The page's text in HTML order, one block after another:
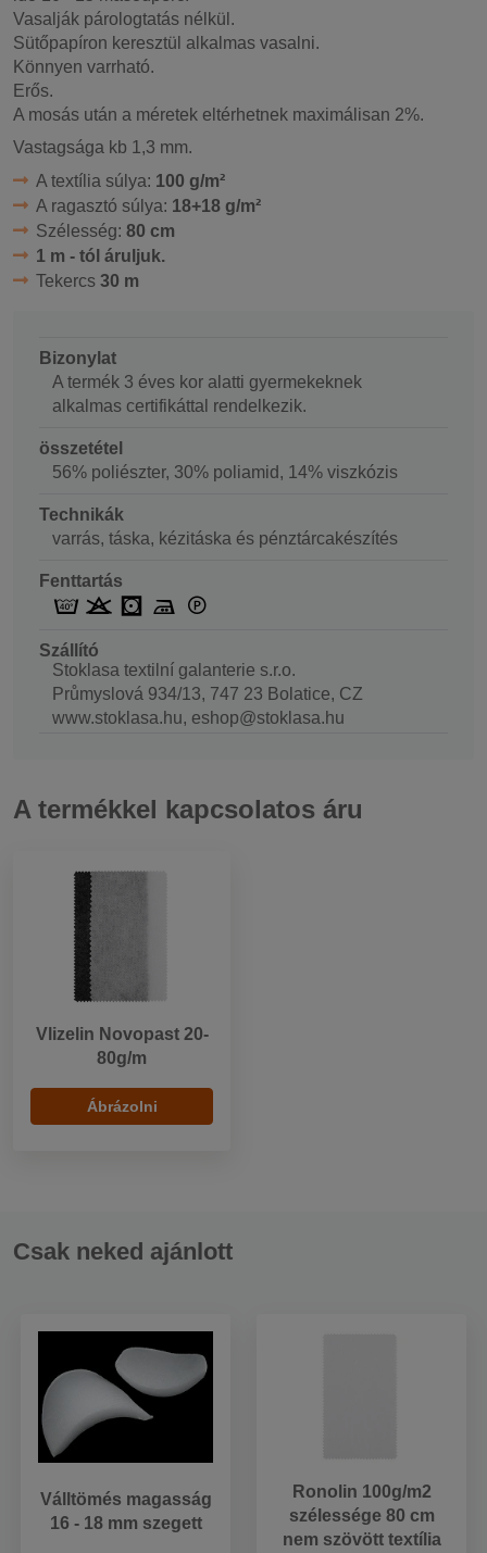
Vasalják párologtatás nélkül.
Sütőpapíron keresztül alkalmas vasalni.
Könnyen varrható.
Erős.
A mosás után a méretek eltérhetnek maximálisan 2%.
Vastagsága kb 1,3 mm.
A textília súlya: 100 g/m²
A ragasztó súlya: 18+18 g/m²
Szélesség: 80 cm
1 m - tól áruljuk.
Tekercs 30 m
Bizonylat
A termék 3 éves kor alatti gyermekeknek
alkalmas certifikáttal rendelkezik.
összetétel
56% poliészter, 30% poliamid, 14% viszkózis
Technikák
varrás, táska, kézitáska és pénztárcakészítés
Fenttartás
Szállító
Stoklasa textilní galanterie s.r.o.
Průmyslová 934/13, 747 23 Bolatice, CZ
www.stoklasa.hu, eshop@stoklasa.hu
A termékkel kapcsolatos áru
Vlizelin Novopast 20-
80g/m
Ábrázolni
Csak neked ajánlott
Válltömés magasság
16 - 18 mm szegett
Ronolin 100g/m2
szélessége 80 cm
nem szövött textília